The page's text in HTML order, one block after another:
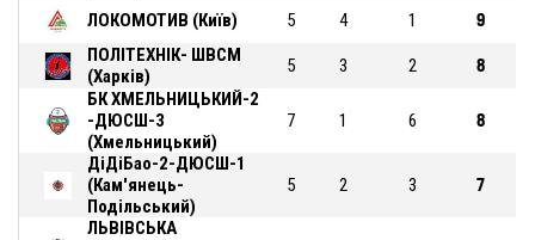
ЛОКОМОТИВ (Київ) 5 4 1 9
ПОЛІТЕХНІК- ШВСМ
(Харків)
5 3 2 8
БК ХМЕЛЬНИЦЬКИЙ-2
-ДЮСШ-3
(Хмельницький)
7 1 6 8
ДіДіБао-2-ДЮСШ-1
(Кам'янець-
Подільський)
5 2 3 7
ЛЬВІВСЬКА